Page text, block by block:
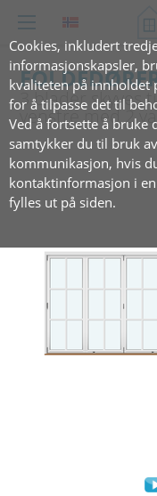
Cookies, inkludert
informasjonskapsler,
kvaliteten på innholdet
for å tilpasse det til
Ved å fortsette å bruke
samtykker du til bruk
kommunikasjon, hvis
kontaktinformasjon i
fylles ut på siden.
3 blader skyves
venstre med 2